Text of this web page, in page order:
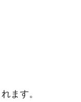
ます。